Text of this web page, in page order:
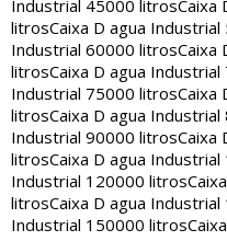
Industrial 45000 litrosCaixa
litrosCaixa D agua
Industrial 60000 litrosCaixa
litrosCaixa D agua
Industrial 75000 litrosCaixa
litrosCaixa D agua
Industrial 90000 litrosCaixa
litrosCaixa D agua
Industrial 120000 litros
litrosCaixa D agua
Industrial 150000 litros